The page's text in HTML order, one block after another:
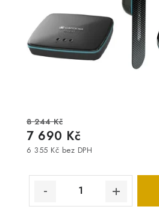
6 355 Kč bez DPH
7 690 Kč
8 244 Kč